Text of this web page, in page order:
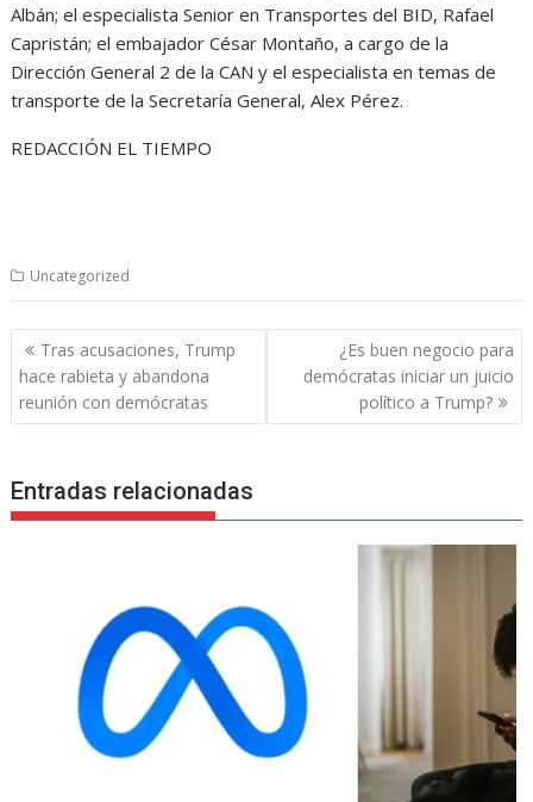
Albán; el especialista Senior en Transportes del BID, Rafael
Capristán; el embajador César Montaño, a cargo de la
Dirección General 2 de la CAN y el especialista en temas de
transporte de la Secretaría General, Alex Pérez.
REDACCIÓN EL TIEMPO
Uncategorized
Navegación
de
entradas
Tras acusaciones, Trump
hace rabieta y abandona
reunión con demócratas
¿Es buen negocio para
demócratas iniciar un juicio
político a Trump?
Entradas relacionadas